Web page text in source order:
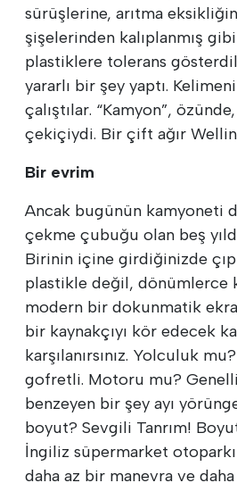
sürüşlerine, arıtma
şişelerinden kalıplanmış
plastiklere tolerans
yararlı bir şey yaptı.
çalıştılar. “Kamyon”,
çekiçiydi. Bir çift ağır
Bir evrim
Ancak bugünün kamyoneti
çekme çubuğu olan beş
Birinin içine girdiğinizde
plastikle değil, dönümlerce
modern bir dokunmatik
bir kaynakçıyı kör edecek
karşılanırsınız. Yolculuk
gofretli. Motoru mu?
benzeyen bir şey ayı
boyut? Sevgili Tanrım!
İngiliz süpermarket
daha az bir manevra ve